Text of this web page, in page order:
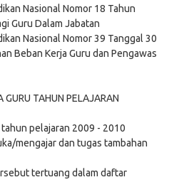
Nasional Nomor 18 Tahun
Guru Dalam Jabatan
Nasional Nomor 39 Tanggal 30
Beban Kerja Guru dan Pengawas
TAHUN PELAJARAN
pelajaran 2009 - 2010
mengajar dan tugas tambahan
tertuang dalam daftar